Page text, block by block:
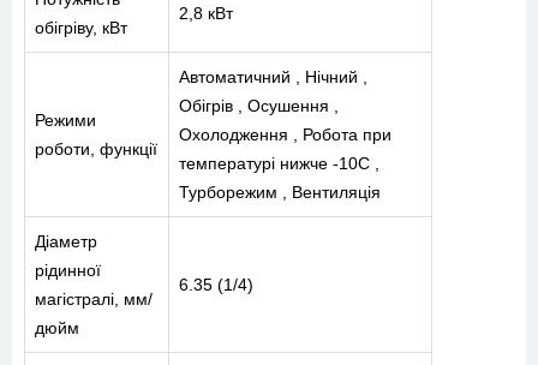
обігріву, кВт
2,8 кВт
Режими
роботи, функції
Автоматичний , Нічний ,
Обігрів , Осушення ,
Охолодження , Робота при
температурі нижче -10C ,
Турборежим , Вентиляція
Діаметр
рідинної
магістралі, мм/
дюйм
6.35 (1/4)
МЕНЮ
ПОСЛУГИ
КАТАЛОГ